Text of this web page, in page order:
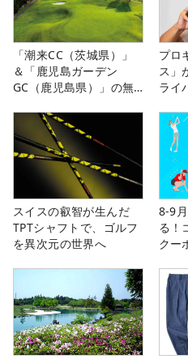
「潮来CC（茨城県）」
＆「鹿児島ガーデン
GC（鹿児島県）」の無
プロ
ス」
ライ
スイスの叡智が生んだ
TPTシャフトで、ゴルフ
を異次元の世界へ
8-9
る！
クー